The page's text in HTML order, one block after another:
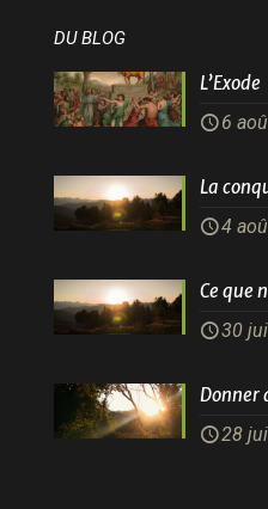
DU BLOG
L’Exode
6
La
4
Ce que
30
Donner
28